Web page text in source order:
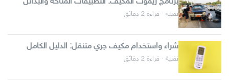
تقنية · قراءة 2 دقائق
شراء واستخدام مكيف جري متنقل: الدليل الكامل
تقنية · قراءة 2 دقائق